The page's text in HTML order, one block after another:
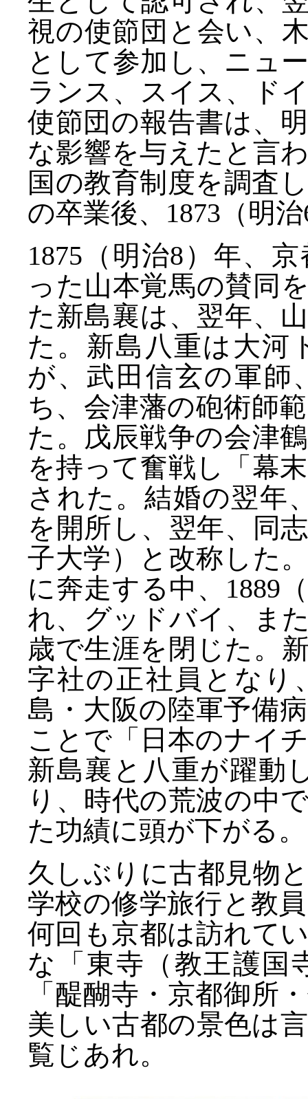
視の使節団と会い、
として参加し、ニュ
ランス、スイス、ド
使節団の報告書は、
な影響を与えたと言
国の教育制度を調査
の卒業後、1873（明
1875（明治8）年、
った山本覚馬の賛同
た新島襄は、翌年、
た。新島八重は大河
が、武田信玄の軍師
ち、会津藩の砲術師
た。戊辰戦争の会津
を持って奮戦し「幕
された。結婚の翌年
を開所し、翌年、同
子大学）と改称した
に奔走する中、1889
れ、グッドバイ、ま
歳で生涯を閉じた。
字社の正社員となり
島・大阪の陸軍予備
ことで「日本のナイ
新島襄と八重が躍動
り、時代の荒波の中
た功績に頭が下がる。
久しぶりに古都見物
学校の修学旅行と教
何回も京都は訪れて
な「東寺（教王護国
「醍醐寺・京都御所
美しい古都の景色は
覧じあれ。